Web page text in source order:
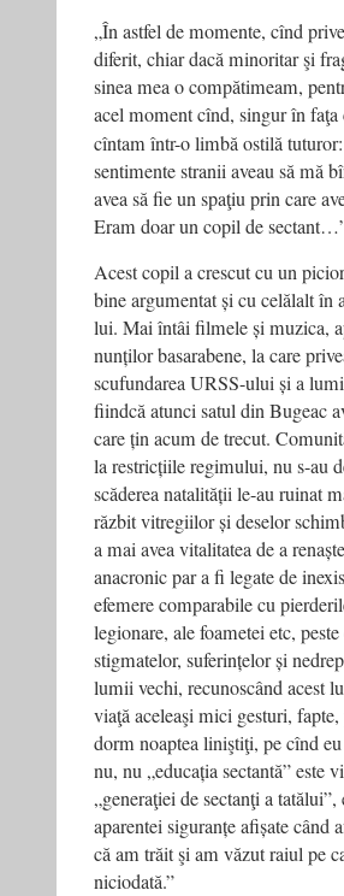
„În astfel de momente, cînd
diferit, chiar dacă minoritar şi
sinea mea o compătimeam,
acel moment cînd, singur în
cîntam într-o limbă ostilă tuturor:
sentimente stranii aveau să mă
avea să fie un spaţiu prin care
Eram doar un copil de
Acest copil a crescut cu un
bine argumentat și cu celălalt în
lui. Mai întâi filmele și muzica,
nunților basarabene, la care
scufundarea URSS-ului și a
fiindcă atunci satul din Bugeac
care țin acum de trecut.
la restricțiile regimului, nu s-au
scăderea natalității le-au ruinat
răzbit vitregiilor și deselor
a mai avea vitalitatea de a
anacronic par a fi legate de
efemere comparabile cu
legionare, ale foametei etc,
stigmatelor, suferințelor și
lumii vechi, recunoscând acest
viaţă aceleaşi mici gesturi,
dorm noaptea liniştiţi, pe cînd
nu, nu „educația sectantă” este
„generaţiei de sectanţi a
aparentei siguranțe afișate
că am trăit şi am văzut raiul pe
niciodată.”